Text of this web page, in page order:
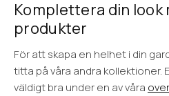
Komplettera din look
produkter
För att skapa en helhet i din
titta på våra andra kollektioner.
väldigt bra under en av våra